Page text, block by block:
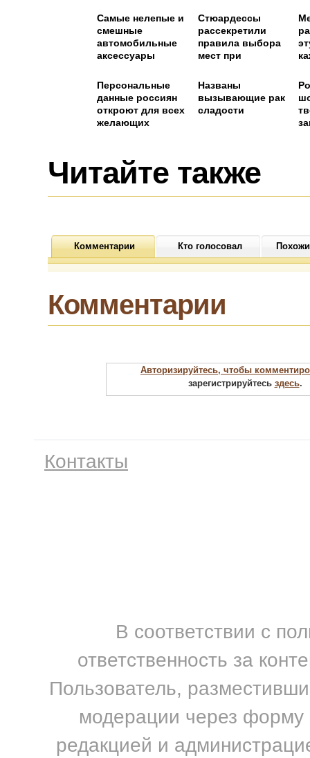
Самые нелепые и
смешные
автомобильные
аксессуары
Стюардессы
рассекретили
правила выбора
мест при
рейс
Персональные
данные россиян
откроют для всех
желающих
Названы
вызывающие рак
сладости
Читайте также
Комментарии Кто голосовал
Комментарии
Авторизируйтесь, чтобы
зарегистрируйтесь здесь.
Контакты
В соответствии с
ответственность за
Пользователь,
модерации через форму
редакцией и